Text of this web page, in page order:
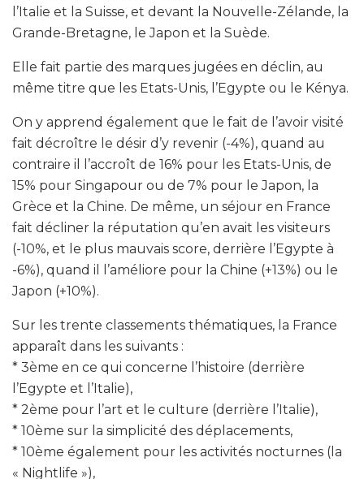
l’Italie et la Suisse, et devant la Nouvelle-Zélande, la
Grande-Bretagne, le Japon et la Suède.
Elle fait partie des marques jugées en déclin, au
même titre que les Etats-Unis, l’Egypte ou le Kénya.
On y apprend également que le fait de l’avoir visité
fait décroître le désir d’y revenir (-4%), quand au
contraire il l’accroît de 16% pour les Etats-Unis, de
15% pour Singapour ou de 7% pour le Japon, la
Grèce et la Chine. De même, un séjour en France
fait décliner la réputation qu’en avait les visiteurs
(-10%, et le plus mauvais score, derrière l’Egypte à
-6%), quand il l’améliore pour la Chine (+13%) ou le
Japon (+10%).
Sur les trente classements thématiques, la France
apparaît dans les suivants :
* 3ème en ce qui concerne l’histoire (derrière
l’Egypte et l’Italie),
* 2ème pour l’art et le culture (derrière l’Italie),
* 10ème sur la simplicité des déplacements,
* 10ème également pour les activités nocturnes (la
« Nightlife »),